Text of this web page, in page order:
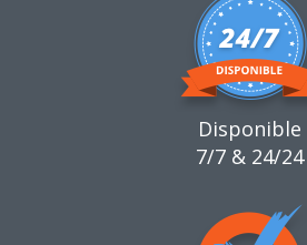
Disponible
7/7 & 24/24